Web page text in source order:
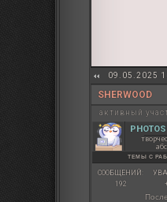
09.05.2025
SHERWOOD
активный
ТЕМЫ С
СООБЩЕНИЙ:
192